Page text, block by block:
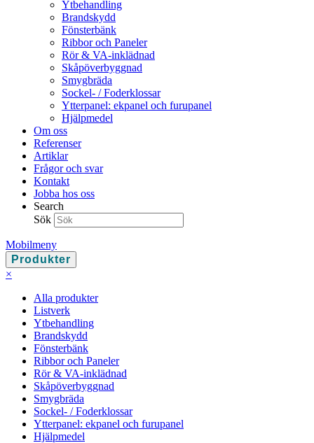
Ytbehandling
Brandskydd
Fönsterbänk
Ribbor och Paneler
Rör & VA-inklädnad
Skåp­överbyggnad
Smygbräda
Sockel- / Foderklossar
Ytterpanel: ekpanel och furupanel
Hjälpmedel
Om oss
Referenser
Artiklar
Frågor och svar
Kontakt
Jobba hos oss
Search
Sök
Mobilmeny
Produkter
×
Alla produkter
Listverk
Ytbehandling
Brandskydd
Fönsterbänk
Ribbor och Paneler
Rör & VA-inklädnad
Skåp­överbyggnad
Smygbräda
Sockel- / Foderklossar
Ytterpanel: ekpanel och furupanel
Hjälpmedel